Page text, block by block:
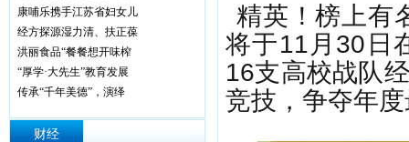
康哺乐携手江苏省妇女儿
经方探源湿力清、扶正葆
洪丽食品“餐餐想开味榨
“厚学·大先生”教育发展
传承“千年美德”，演绎
财经
精英！榜上有
将于11月30日
16支高校战队
竞技，争夺年